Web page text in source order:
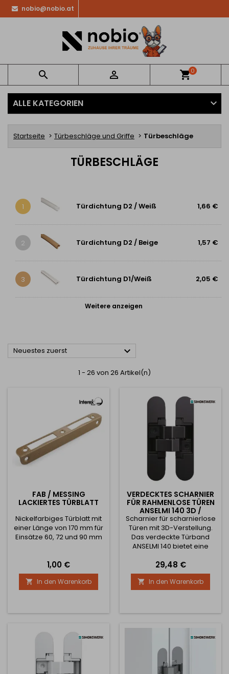
nobio@nobio.at
  shopping_cart0
ALLE KATEGORIEN
Startseite Türbeschläge und Griffe Türbeschläge
TÜRBESCHLÄGE
1 Türdichtung D2 / Weiß 1,66 €
2 Türdichtung D2 / Beige 1,57 €
3 Türdichtung D1/Weiß 2,05 €
Weitere anzeigen
Neuestes zuerst 
1 - 26 von 26 Artikel(n)
FAB / MESSING
LACKIERTES TÜRBLATT
Nickelfarbiges Türblatt mit
einer Länge von 170 mm für
Einsätze 60, 72 und 90 mm
Preis
1,00 €
 In den Warenkorb
VERDECKTES SCHARNIER
FÜR RAHMENLOSE TÜREN
ANSELMI 140 3D /
SCHWARZ MATT
Scharnier für scharnierlose
Türen mit 3D-Verstellung.
Das verdeckte Türband
ANSELMI 140 bietet eine
Bandlösung in Verbindung
mit hoher
Verarbeitungsqualität und
Verstellbarkeit 3D-
mm, hochkant +/- 2,5 mm,
Scharnierbelastbarkeit 40,0
kg (bei Verwendung von
zwei Scharnieren und...
Preis
29,48 €
 In den Warenkorb